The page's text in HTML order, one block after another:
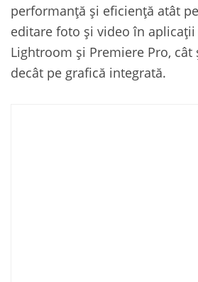
performanță și eficiență atât
editare foto și video în
Lightroom și Premiere Pro,
decât pe grafică integrată.